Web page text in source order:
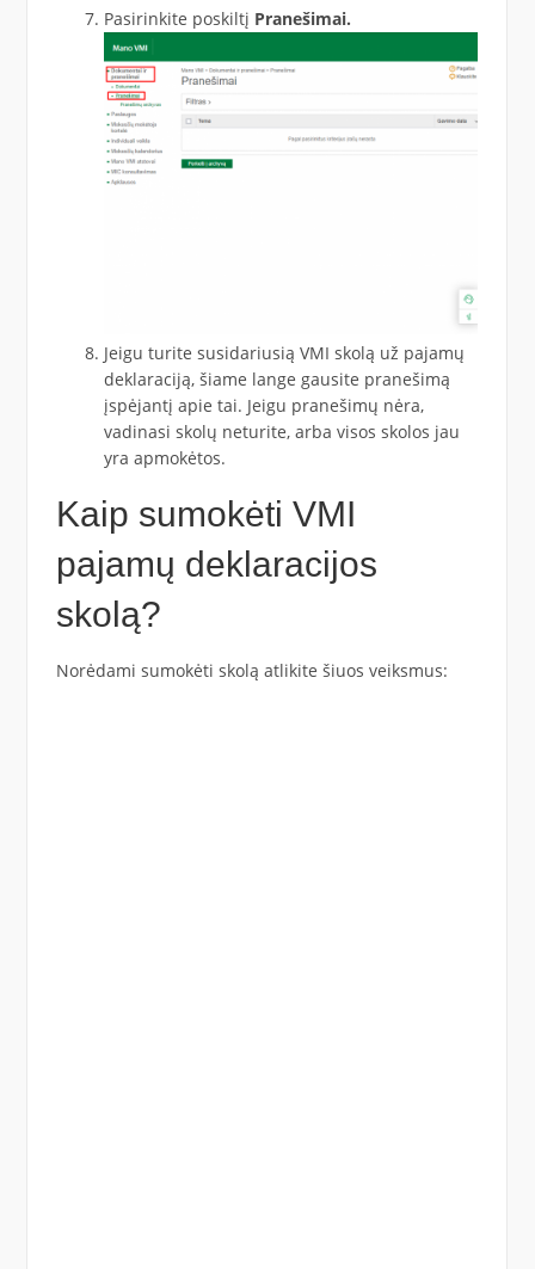
Pasirinkite poskiltį Pranešimai.
Jeigu turite susidariusią VMI skolą už pajamų
deklaraciją, šiame lange gausite pranešimą
įspėjantį apie tai. Jeigu pranešimų nėra,
vadinasi skolų neturite, arba visos skolos jau
yra apmokėtos.
Kaip sumokėti VMI
pajamų deklaracijos
skolą?
Norėdami sumokėti skolą atlikite šiuos veiksmus: